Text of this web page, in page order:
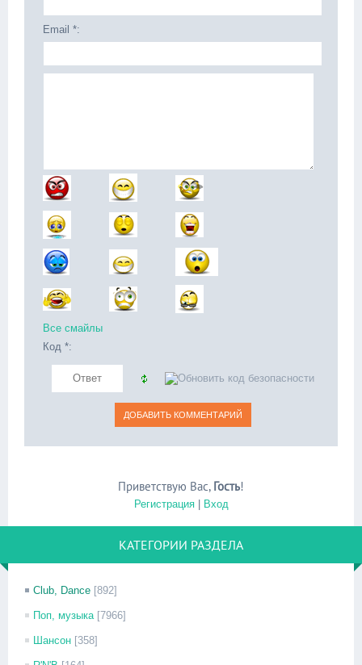
Email *:
Все смайлы
Код *:
Приветствую Вас, Гость!
Регистрация| Вход
КАТЕГОРИИ РАЗДЕЛА
Club, Dance [892]
Поп, музыка [7966]
Шансон [358]